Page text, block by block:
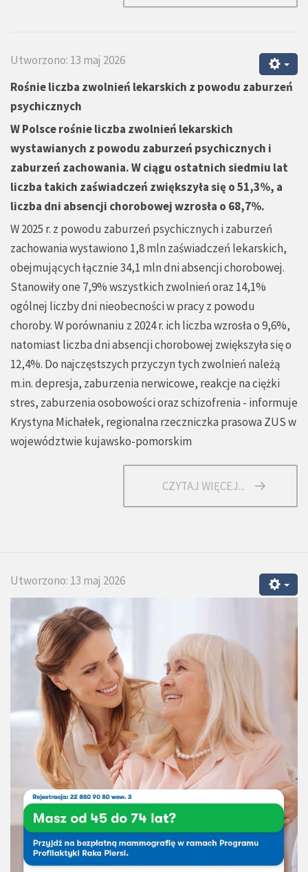
Utworzono: 13 maj 2026
Rośnie liczba zwolnień lekarskich z powodu zaburzeń
psychicznych
W Polsce rośnie liczba zwolnień lekarskich
wystawianych z powodu zaburzeń psychicznych i
zaburzeń zachowania. W ciągu ostatnich siedmiu lat
liczba takich zaświadczeń zwiększyła się o 51,3%, a
liczba dni absencji chorobowej wzrosła o 68,7%.
W 2025 r. z powodu zaburzeń psychicznych i zaburzeń
zachowania wystawiono 1,8 mln zaświadczeń lekarskich,
obejmujących łącznie 34,1 mln dni absencji chorobowej.
Stanowiły one 7,9% wszystkich zwolnień oraz 14,1%
ogólnej liczby dni nieobecności w pracy z powodu
choroby. W porównaniu z 2024 r. ich liczba wzrosła o 9,6%,
natomiast liczba dni absencji chorobowej zwiększyła się o
12,4%. Do najczęstszych przyczyn tych zwolnień należą
m.in. depresja, zaburzenia nerwicowe, reakcje na ciężki
stres, zaburzenia osobowości oraz schizofrenia - informuje
Krystyna Michałek, regionalna rzeczniczka prasowa ZUS w
województwie kujawsko-pomorskim
CZYTAJ WIĘCEJ...
Utworzono: 13 maj 2026